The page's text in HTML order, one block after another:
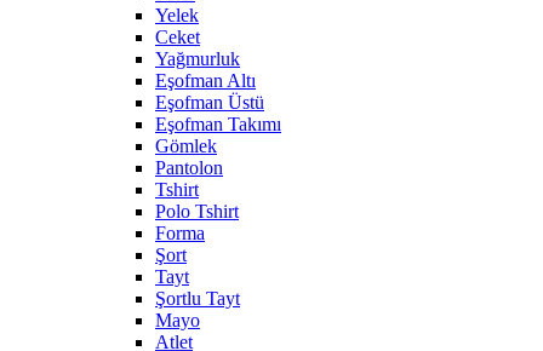
Yelek
Ceket
Yağmurluk
Eşofman Altı
Eşofman Üstü
Eşofman Takımı
Gömlek
Pantolon
Tshirt
Polo Tshirt
Forma
Şort
Tayt
Şortlu Tayt
Mayo
Atlet